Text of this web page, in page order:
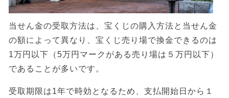
当せん金の受取方法は、宝くじの購入方法と当せん金
の額によって異なり、宝くじ売り場で換金できるのは
1万円以下（5万円マークがある売り場は５万円以下）
であることが多いです。
受取期限は1年で時効となるため、支払開始日から１